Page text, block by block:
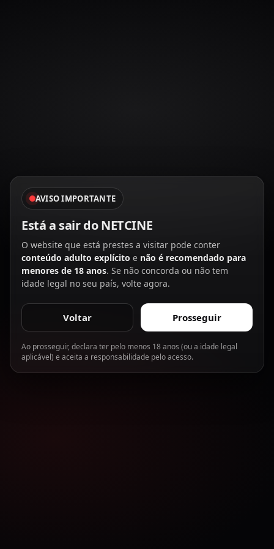
AVISO IMPORTANTE
Está a sair doNETCINE
O website que está prestes a visitar pode conter
conteúdo adulto explícito e não é recomendado para
menores de 18 anos. Se não concorda ou não tem
idade legal no seu país, volte agora.
Voltar Prosseguir
Ao prosseguir, declara ter pelo menos 18 anos (ou a idade legal
aplicável) e aceita a responsabilidade pelo acesso.